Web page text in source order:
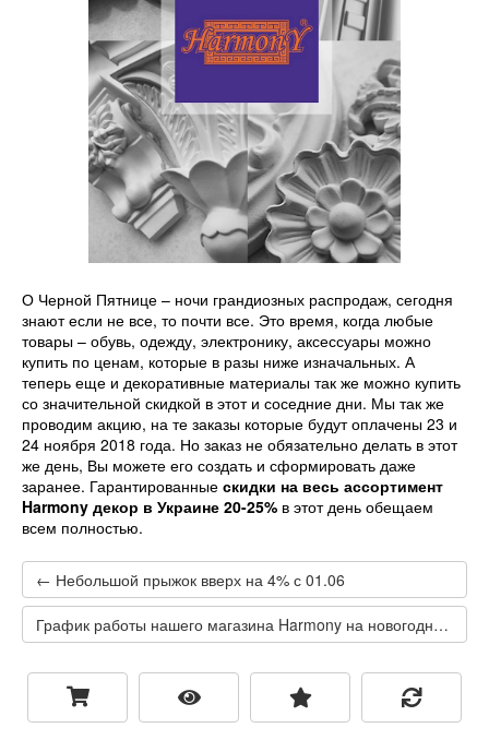
О Черной Пятнице – ночи грандиозных распродаж, сегодня
знают если не все, то почти все. Это время, когда любые
товары – обувь, одежду, электронику, аксессуары можно
купить по ценам, которые в разы ниже изначальных. А
теперь еще и декоративные материалы так же можно купить
со значительной скидкой в этот и соседние дни. Мы так же
проводим акцию, на те заказы которые будут оплачены 23 и
24 ноября 2018 года. Но заказ не обязательно делать в этот
же день, Вы можете его создать и сформировать даже
заранее. Гарантированные скидки на весь ассортимент
Harmony декор в Украине 20-25% в этот день обещаем
всем полностью.
← Небольшой прыжок вверх на 4% с 01.06
График работы нашего магазина Harmony на новогодние праздники →